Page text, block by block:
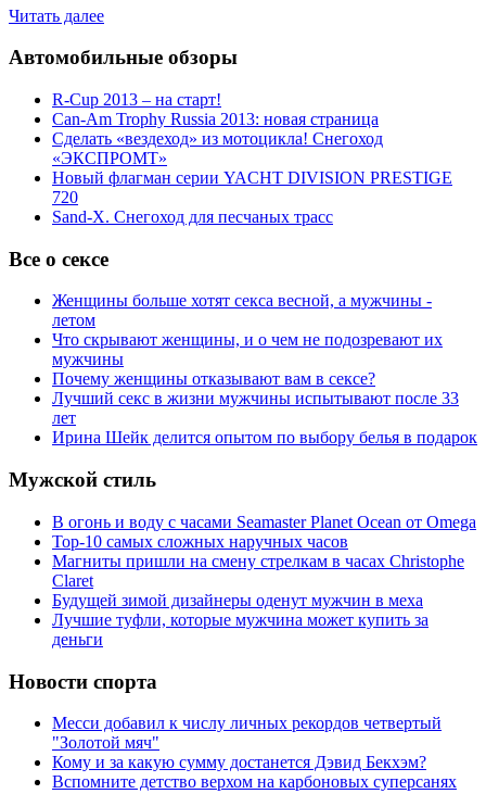
Читать далее
Автомобильные обзоры
R-Cup 2013 – на старт!
Can-Am Trophy Russia 2013: новая страница
Сделать «вездеход» из мотоцикла! Снегоход
«ЭКСПРОМТ»
Новый флагман серии YACHT DIVISION PRESTIGE
720
Sand-X. Снегоход для песчаных трасс
Все о сексе
Женщины больше хотят секса весной, а мужчины -
летом
Что скрывают женщины, и о чем не подозревают их
мужчины
Почему женщины отказывают вам в сексе?
Лучший секс в жизни мужчины испытывают после 33
лет
Ирина Шейк делится опытом по выбору белья в подарок
Мужской стиль
В огонь и воду с часами Seamaster Planet Ocean от Omega
Top-10 самых сложных наручных часов
Магниты пришли на смену стрелкам в часах Christophe
Claret
Будущей зимой дизайнеры оденут мужчин в меха
Лучшие туфли, которые мужчина может купить за
деньги
Новости спорта
Месси добавил к числу личных рекордов четвертый
"Золотой мяч"
Кому и за какую сумму достанется Дэвид Бекхэм?
Вспомните детство верхом на карбоновых суперсанях